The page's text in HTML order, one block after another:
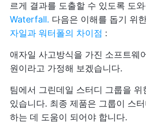
르게 결과를 도출할 수 있도록 도
Waterfall. 다음은 이해를 돕기 위
자일과 워터폴의 차이점 :
애자일 사고방식을 가진 소프트웨
원이라고 가정해 보겠습니다.
팀에서 그린데일 스터디 그룹을 위
있습니다. 최종 제품은 그룹이 스
하는 데 도움이 되어야 합니다.